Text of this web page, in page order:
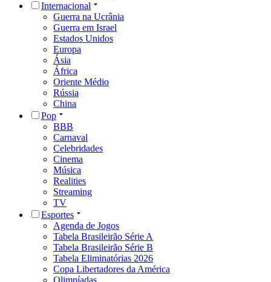
Internacional
Guerra na Ucrânia
Guerra em Israel
Estados Unidos
Europa
Ásia
África
Oriente Médio
Rússia
China
Pop
BBB
Carnaval
Celebridades
Cinema
Música
Realities
Streaming
TV
Esportes
Agenda de Jogos
Tabela Brasileirão Série A
Tabela Brasileirão Série B
Tabela Eliminatórias 2026
Copa Libertadores da América